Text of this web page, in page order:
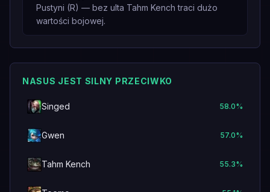
Pustyni (R) — bez ulta Tahm Kench traci dużo
wartości bojowej.
NASUS JEST SILNY PRZECIWKO
Singed 58.0%
Gwen 57.0%
Tahm Kench 55.3%